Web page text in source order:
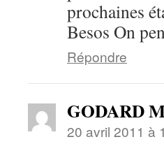
prochaines
Besos On
Répondre
GODARD
20 avril 2011 à